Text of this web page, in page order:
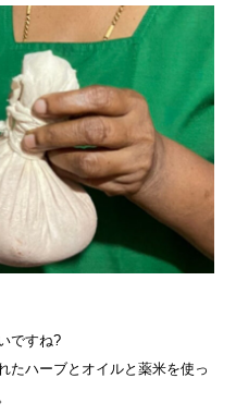
ですね?
たハーブとオイルと薬米を使っ